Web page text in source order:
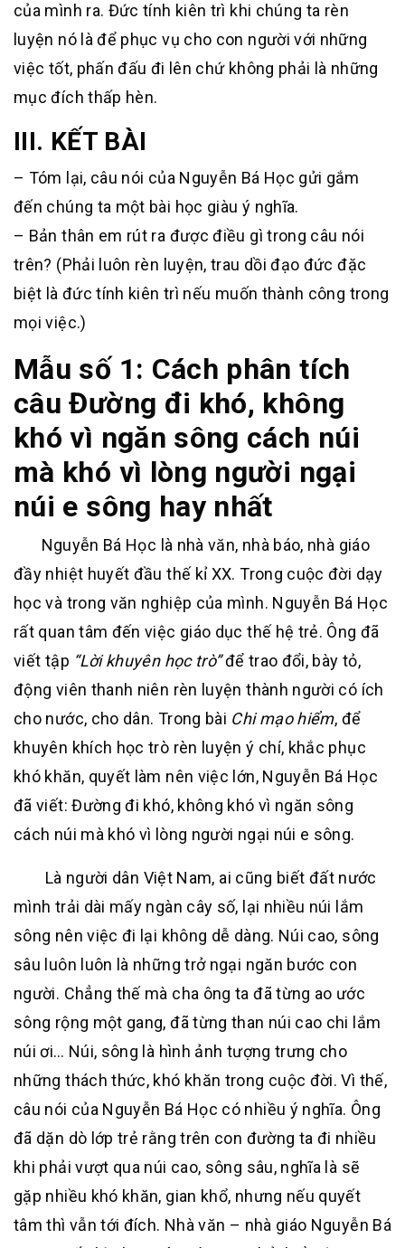
của mình ra. Đức tính kiên trì khi chúng ta rèn
luyện nó là để phục vụ cho con người với những
việc tốt, phấn đấu đi lên chứ không phải là những
mục đích thấp hèn.
III. KẾT BÀI
– Tóm lại, câu nói của Nguyễn Bá Học gửi gắm
đến chúng ta một bài học giàu ý nghĩa.
– Bản thân em rút ra được điều gì trong câu nói
trên? (Phải luôn rèn luyện, trau dồi đạo đức đặc
biệt là đức tính kiên trì nếu muốn thành công trong
mọi việc.)
Mẫu số 1: Cách phân tích
câu Đường đi khó, không
khó vì ngăn sông cách núi
mà khó vì lòng người ngại
núi e sông hay nhất
Nguyễn Bá Học là nhà văn, nhà báo, nhà giáo
đầy nhiệt huyết đầu thế kỉ XX. Trong cuộc đời dạy
học và trong văn nghiệp của mình. Nguyễn Bá Học
rất quan tâm đến việc giáo dục thế hệ trẻ. Ông đã
viết tập “Lời khuyên học trò”để trao đổi, bày tỏ,
động viên thanh niên rèn luyện thành người có ích
cho nước, cho dân. Trong bài Chi mạo hiểm, để
khuyên khích học trò rèn luyện ý chí, khắc phục
khó khăn, quyết làm nên việc lớn, Nguyễn Bá Học
đã viết: Đường đi khó, không khó vì ngăn sông
cách núi mà khó vì lòng người ngại núi e sông.
Là người dân Việt Nam, ai cũng biết đất nước
mình trải dài mấy ngàn cây số, lại nhiều núi lắm
sông nên việc đi lại không dễ dàng. Núi cao, sông
sâu luôn luôn là những trở ngại ngăn bước con
người. Chẳng thế mà cha ông ta đã từng ao ước
sông rộng một gang, đã từng than núi cao chi lắm
núi ơi… Núi, sông là hình ảnh tượng trưng cho
những thách thức, khó khăn trong cuộc đời. Vì thế,
câu nói của Nguyễn Bá Học có nhiều ý nghĩa. Ông
đã dặn dò lớp trẻ rằng trên con đường ta đi nhiều
khi phải vượt qua núi cao, sông sâu, nghĩa là sẽ
gặp nhiều khó khăn, gian khổ, nhưng nếu quyết
tâm thì vẫn tới đích. Nhà văn – nhà giáo Nguyễn Bá